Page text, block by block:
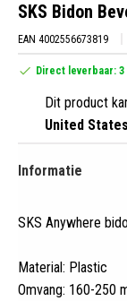
SKS Bidon
EAN 4002556673819
Direct leverbaar:
Informatie
SKS Anywhere
Material: Plastic
Omvang: 160-250
Dit product
United States